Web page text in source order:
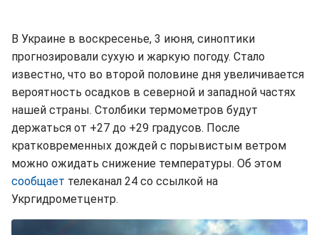
В Украине в воскресенье, 3 июня, синоптики
прогнозировали сухую и жаркую погоду. Стало
известно, что во второй половине дня увеличивается
вероятность осадков в северной и западной частях
нашей страны. Столбики термометров будут
держаться от +27 до +29 градусов. После
кратковременных дождей с порывистым ветром
можно ожидать снижение температуры. Об этом
сообщает телеканал 24 со ссылкой на
Укргидрометцентр.